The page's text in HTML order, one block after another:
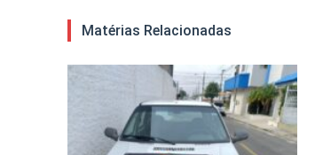
Matérias Relacionadas